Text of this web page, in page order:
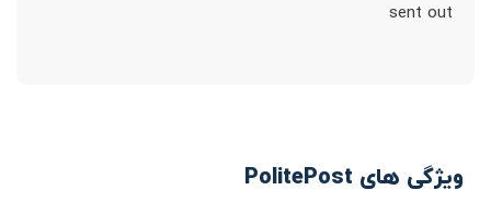
sent out
ویژگی های PolitePost